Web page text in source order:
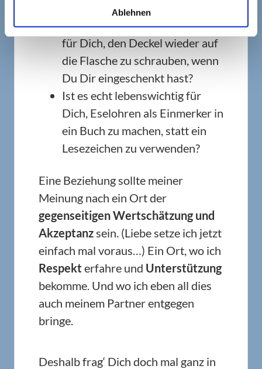
Ablehnen
zu quetschen?
Ist es wirklich so unerträglich
für Dich, den Deckel wieder auf
die Flasche zu schrauben, wenn
Du Dir eingeschenkt hast?
Ist es echt lebenswichtig für
Dich, Eselohren als Einmerker in
ein Buch zu machen, statt ein
Lesezeichen zu verwenden?
Eine Beziehung sollte meiner
Meinung nach ein Ort der
gegenseitigen Wertschätzung und
Akzeptanzsein. (Liebe setze ich jetzt
einfach mal voraus…) Ein Ort, wo ich
Respekt erfahre und Unterstützung
bekomme. Und wo ich eben all dies
auch meinem Partner entgegen
bringe.
Deshalb frag‘ Dich doch mal ganz in